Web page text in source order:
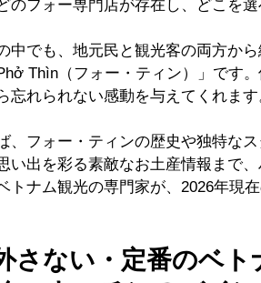
のフォー専門店が存在し、どこを
中でも、地元民と観光客の両方か
Thìn（フォー・ティン）」です
忘れられない感動を与えてくれます
、フォー・ティンの歴史や独特な
い出を彩る素敵なお土産情報まで
トナム観光の専門家が、2026年現
さない・定番のベ